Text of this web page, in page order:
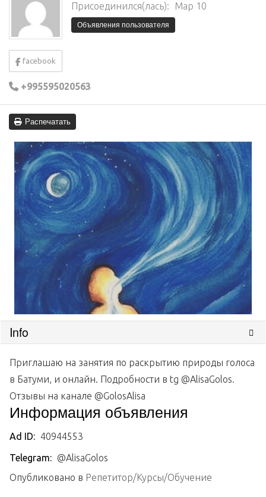
Присоединился(лась): Мар 10
Объявления пользователя
facebook
+995595020563
Распечатать
Info
Приглашаю на занятия по раскрытию природы голоса
в Батуми, и онлайн. Подробности в tg @AlisaGolos.
Отзывы на канале @GolosAlisa
Информация объявления
Ad ID: 40944553
Telegram: @AlisaGolos
Опубликовано в Репетитор/Курсы/Обучение